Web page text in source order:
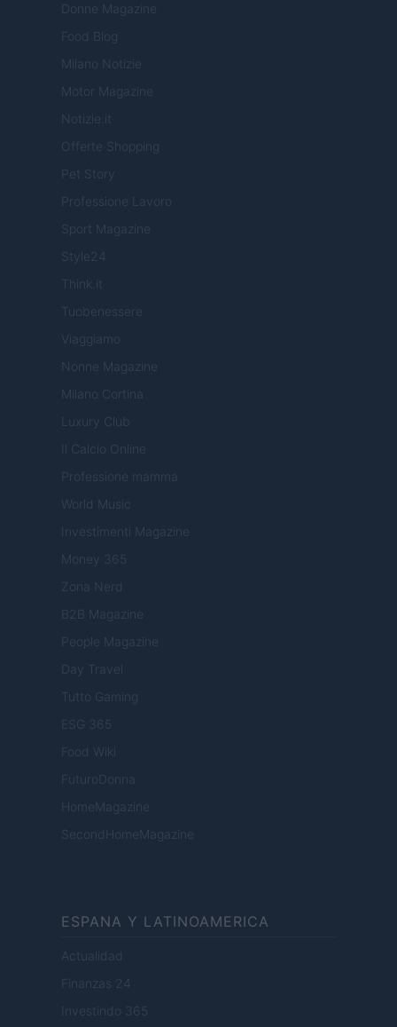
Donne Magazine
Food Blog
Milano Notizie
Motor Magazine
Notizie.it
Offerte Shopping
Pet Story
Professione Lavoro
Sport Magazine
Style24
Think.it
Tuobenessere
Viaggiamo
Nonne Magazine
Milano Cortina
Luxury Club
Il Calcio Online
Professione mamma
World Music
Investimenti Magazine
Money 365
Zona Nerd
B2B Magazine
People Magazine
Day Travel
Tutto Gaming
ESG 365
Food Wiki
FuturoDonna
HomeMagazine
SecondHomeMagazine
ESPANA Y LATINOAMERICA
Actualidad
Finanzas 24
Investindo 365